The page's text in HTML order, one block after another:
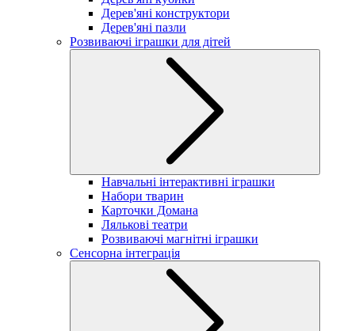
Дерев'яні конструктори
Дерев'яні пазли
Розвиваючі іграшки для дітей
Навчальні інтерактивні іграшки
Набори тварин
Карточки Домана
Лялькові театри
Розвиваючі магнітні іграшки
Сенсорна інтеграція